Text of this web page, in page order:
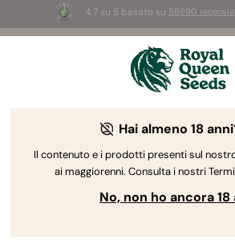
4.7 su 5 basato su 58690
3 semi White Widow Auto
Redattore RQSGiornalista
psichedelia
Max Sargent
cognizione, ricerca
Hai almeno 18
Il contenuto e i prodotti presenti sul
ai maggiorenni. Consulta i nostri
No, non ho ancora 18